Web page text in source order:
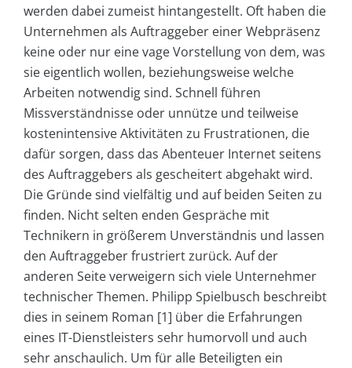
werden dabei zumeist hintangestellt. Oft haben die
Unternehmen als Auftraggeber einer Webpräsenz
keine oder nur eine vage Vorstellung von dem, was
sie eigentlich wollen, beziehungsweise welche
Arbeiten notwendig sind. Schnell führen
Missverständnisse oder unnütze und teilweise
kostenintensive Aktivitäten zu Frustrationen, die
dafür sorgen, dass das Abenteuer Internet seitens
des Auftraggebers als gescheitert abgehakt wird.
Die Gründe sind vielfältig und auf beiden Seiten zu
finden. Nicht selten enden Gespräche mit
Technikern in größerem Unverständnis und lassen
den Auftraggeber frustriert zurück. Auf der
anderen Seite verweigern sich viele Unternehmer
technischer Themen. Philipp Spielbusch beschreibt
dies in seinem Roman [1] über die Erfahrungen
eines IT-Dienstleisters sehr humorvoll und auch
sehr anschaulich. Um für alle Beteiligten ein